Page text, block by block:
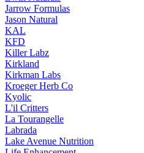
Jarrow Formulas
Jason Natural
KAL
KFD
Killer Labz
Kirkland
Kirkman Labs
Kroeger Herb Co
Kyolic
L'il Critters
La Tourangelle
Labrada
Lake Avenue Nutrition